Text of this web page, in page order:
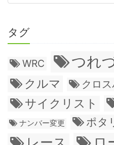
タグ
WRC つれ
クルマ クロ
サイクリスト
ナンバー変更 ポタ